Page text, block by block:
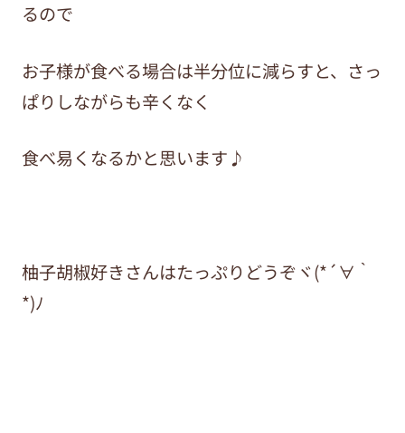
るので
お子様が食べる場合は半分位に減らすと、さっ
ぱりしながらも辛くなく
食べ易くなるかと思います♪
柚子胡椒好きさんはたっぷりどうぞヾ(*´∀｀
*)ﾉ